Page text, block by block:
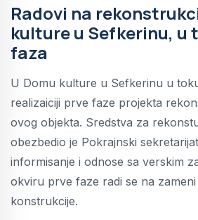
Radovi na
kulture u Sefkerinu, u
faza
U Domu kulture u Sefkerinu u
realizaiciji prve faze projekta
ovog objekta. Sredstva za
obezbedio je Pokrajnski
informisanje i odnose sa verskim
okviru prve faze radi se na
konstrukcije.